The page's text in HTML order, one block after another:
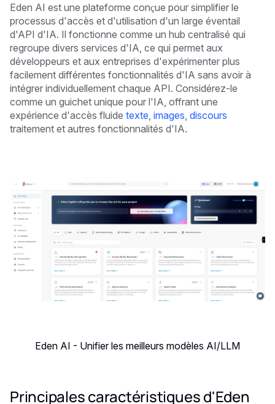
Eden AI est une plateforme conçue pour simplifier le
processus d'accès et d'utilisation d'un large éventail
d'API d'IA. Il fonctionne comme un hub centralisé qui
regroupe divers services d'IA, ce qui permet aux
développeurs et aux entreprises d'expérimenter plus
facilement différentes fonctionnalités d'IA sans avoir à
intégrer individuellement chaque API. Considérez-le
comme un guichet unique pour l'IA, offrant une
expérience d'accès fluide texte images discours
traitement et autres fonctionnalités d'IA.
Eden AI - Unifier les meilleurs modèles AI/LLM
Principales caractéristiques d'Eden